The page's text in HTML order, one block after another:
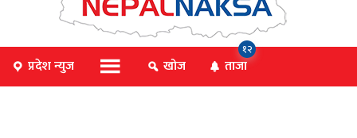
प्रदेश न्युज खोज ताजा
१२